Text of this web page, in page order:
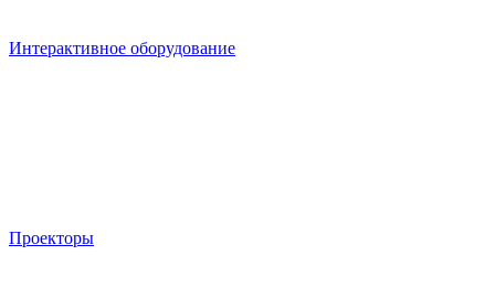
Интерактивное оборудование
Проекторы